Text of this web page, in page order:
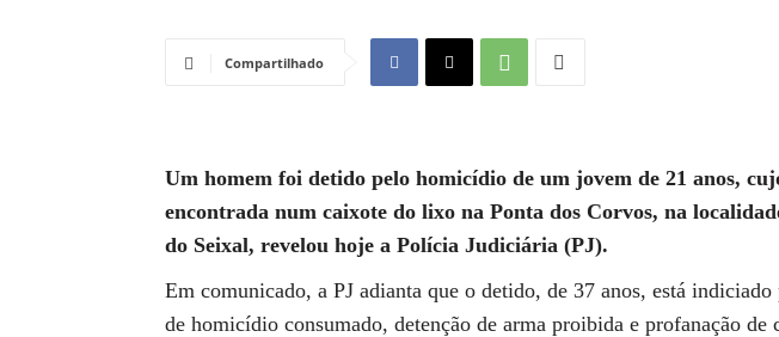
Compartilhado
Um homem foi detido pelo homicídio de um jovem de 21 anos,
encontrada num caixote do lixo na Ponta dos Corvos, na
do Seixal, revelou hoje a Polícia Judiciária (PJ).
Em comunicado, a PJ adianta que o detido, de 37 anos, está
de homicídio consumado, detenção de arma proibida e profanação de